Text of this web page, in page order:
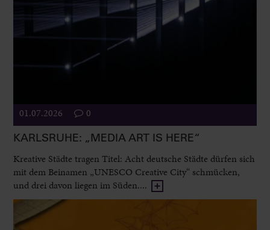
01.07.2026 0
KARLSRUHE: „MEDIA ART IS HERE“
Kreative Städte tragen Titel: Acht deutsche Städte dürfen sich
mit dem Beinamen „UNESCO Creative City“ schmücken,
und drei davon liegen im Süden....